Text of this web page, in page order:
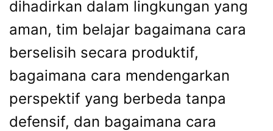
dihadirkan dalam lingkungan yang
aman, tim belajar bagaimana cara
berselisih secara produktif,
bagaimana cara mendengarkan
perspektif yang berbeda tanpa
defensif, dan bagaimana cara